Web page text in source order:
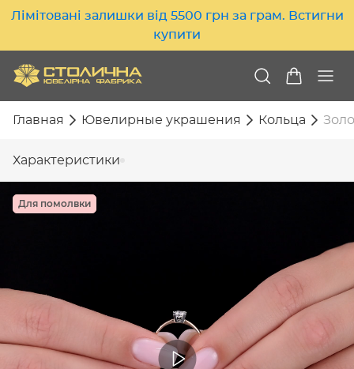
Лімітовані залишки від 5500 грн за грам. Встигни
купити
Главная Ювелирные украшения Кольца
Характеристики
Для помолвки